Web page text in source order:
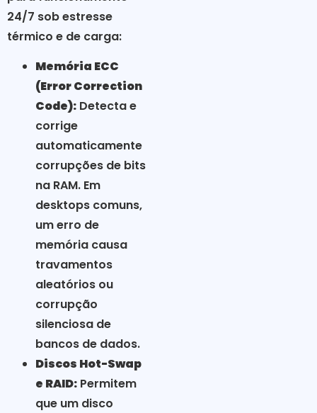
24/7 sob estresse
térmico e de carga:
Memória ECC
(Error Correction
Code): Detecta e
corrige
automaticamente
corrupções de bits
na RAM. Em
desktops comuns,
um erro de
memória causa
travamentos
aleatórios ou
corrupção
silenciosa de
bancos de dados.
Discos Hot-Swap
e RAID: Permitem
que um disco